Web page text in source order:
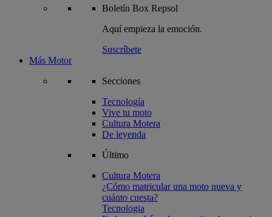
Boletín Box Repsol
Aquí empieza la emoción.
Suscríbete
Más Motor
Secciones
Tecnología
Vive tu moto
Cultura Motera
De leyenda
Último
Cultura Motera
¿Cómo matricular una moto nueva y
cuánto cuesta?
Tecnologia